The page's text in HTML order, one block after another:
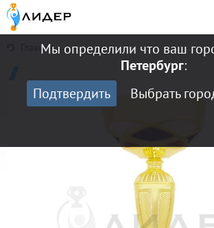
Мы определили что ваш
Петербург:
Подтвердить
Выбрать
Главная